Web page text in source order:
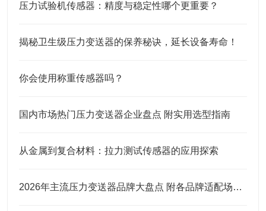
压力试验机传感器：精度与稳定性哪个更重要？
揭秘卫生级压力变送器的保养秘诀，延长设备寿命！
你会使用称重传感器吗？
国内市场热门压力变送器企业盘点 附实用选型指南
从金属到复合材料：拉力测试传感器的应用探索
2026年主流压力变送器品牌大盘点 附各品牌适配场景及选购建议